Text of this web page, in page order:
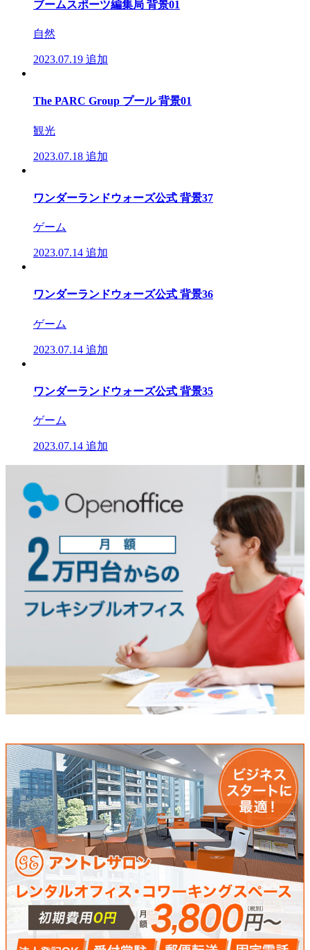
ブームスポーツ編集局 背景01
自然
2023.07.19 追加
The PARC Group プール 背景01
観光
2023.07.18 追加
ワンダーランドウォーズ公式 背景37
ゲーム
2023.07.14 追加
ワンダーランドウォーズ公式 背景36
ゲーム
2023.07.14 追加
ワンダーランドウォーズ公式 背景35
ゲーム
2023.07.14 追加